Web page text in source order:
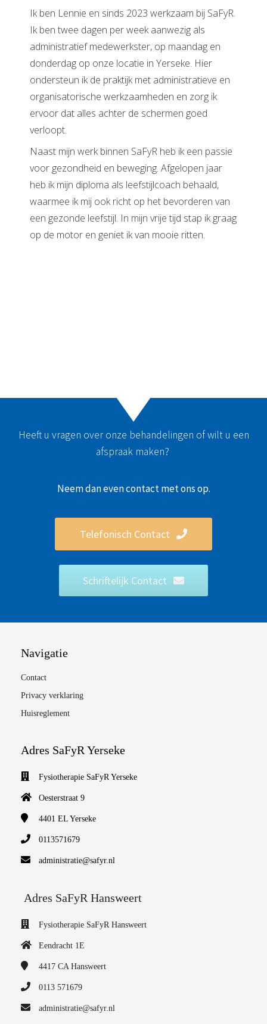
Ik ben Lennie en sinds 2023 werkzaam bij SaFyR.
Ik ben twee dagen per week aanwezig als
administratief medewerkster, op maandag en
donderdag op onze locatie in Yerseke. Hier
ondersteun ik de praktijk met administratieve en
organisatorische werkzaamheden en zorg ik
ervoor dat alles achter de schermen goed
verloopt.
Naast mijn werk binnen SaFyR heb ik een passie
voor gezondheid en beweging. Afgelopen jaar
heb ik mijn diploma als leefstijlcoach behaald,
waarmee ik mij ook richt op het bevorderen van
een gezonde leefstijl. In mijn vrije tijd stap ik graag
op de motor en geniet ik van mooie ritten.
Heeft u vragen over onze behandelingen of wilt u een
afspraak maken?
Neem dan even contact met ons op.
Telefonisch Contact
Schriftelijk Contact
Navigatie
Contact
Privacy verklaring
Huisreglement
Adres SaFyR Yerseke
Fysiotherapie SaFyR Yerseke
Oesterstraat 9
4401 EL Yerseke
0113571679
administratie@safyr.nl
Adres SaFyR Hansweert
Fysiotherapie SaFyR Hansweert
Eendracht 1E
4417 CA Hansweert
0113 571679
administratie@safyr.nl